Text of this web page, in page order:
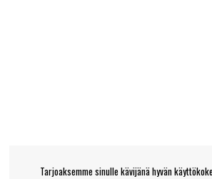
Tarjoaksemme sinulle kävijänä hyvän